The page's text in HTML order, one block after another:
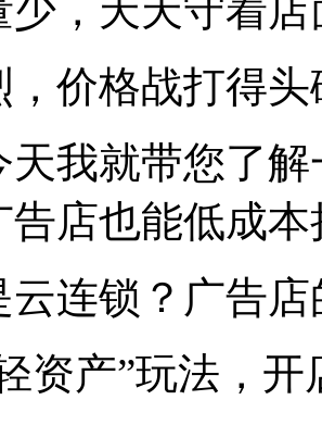
少，天天守着
，价格战打得
天我就带您了
告店也能低成
云连锁？广告
轻资产”玩法，